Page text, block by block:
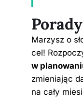
Marzysz o
cel!
w
zmieniając
na cały